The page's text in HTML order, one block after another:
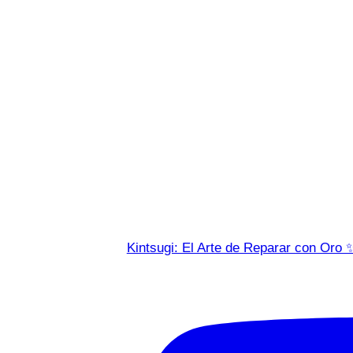
Kintsugi: El Arte de Reparar con Oro